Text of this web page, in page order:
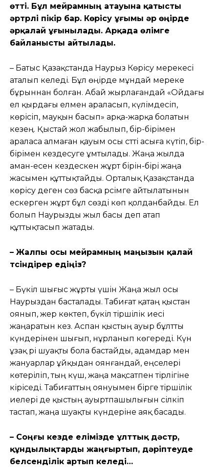
өтті. Бұл мейрамның атауына қатысты
әртүрлі пікір бар. Көрісу ұғымы әр өңірде
әрқалай ұғынылады. Арқада өлімге
байланысты айтылады.
– Батыс Қазақстанда Наурыз Көрісу мерекесі
аталып келеді. Бұл өңірде мұндай мереке
бұрыннан болған. Абай жырлағандай «Ойдағы
ел қырдағы елмен араласып, күлімдесіп,
көрісіп, мауқын басып» арқа-жарқа болатын
кезең. Қыстай жол жабылып, бір-бірімен
араласа алмаған қауым осы сәтті асыға күтіп, бір-
бірімен кездесуге ұмтылады. Жаңа жылда
аман-есен кездескен жұрт бірін-бірі жаңа
жасымен құттықтайды. Орталық Қазақстанда
көрісу деген сөз басқа рәсімге айтылатынын
ескерген жұрт бұл сөзді көп қолданбайды. Ел
болып Наурызды жыл басы деп атап
құттықтасып жатады.
– Жалпы осы мейрамның маңызын қалай
түсіндірер едіңіз?
– Бүкіл шығыс жұрты үшін Жаңа жыл осы
Наурыздан басталады. Табиғат қатаң қыстан
оянып, жер көктеп, бүкіл тіршілік иесі
жаңаратын кез. Аспан қыстың ауыр бұлтты
күндерінен шығып, нұрланып көгереді. Күн
ұзақ әрі шуақты бола бастайды, адамдар мен
жануарлар ұйқыдан оянғандай, еңселері
көтеріліп, тың күш, жаңа мақсатпен тірлігіне
кіріседі. Табиғаттың оянуымен бірге тіршілік
иелері де қыстың ауыртпашылығын сілкіп
тастап, жаңа шуақты күндеріне аяқ басады.
– Соңғы кезде елімізде ұлттық дәстүр,
құндылықтарды жаңғыртып, дәріптеуде
белсенділік артып келеді…